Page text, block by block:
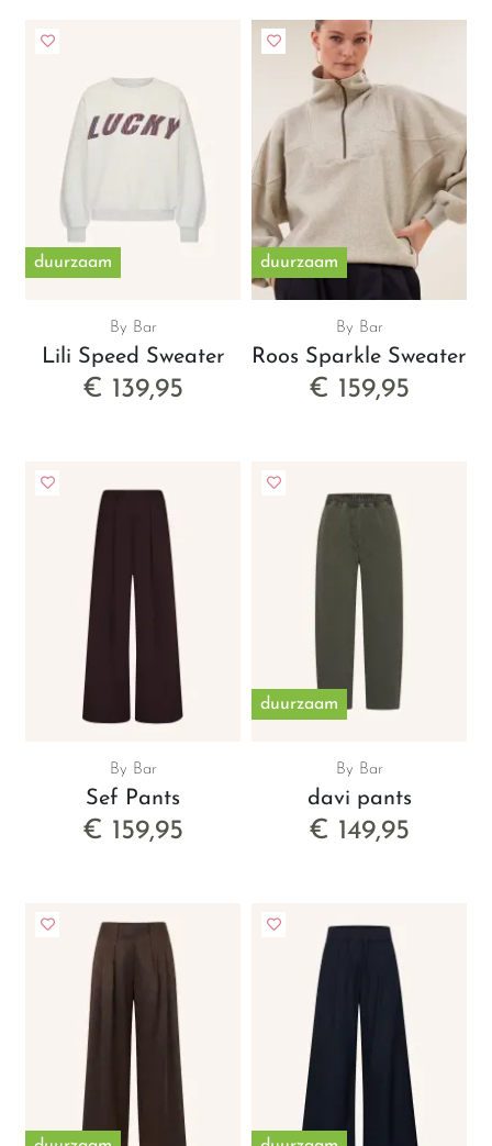
duurzaam
By Bar
Lili Speed Sweater
€ 139,95
duurzaam
By Bar
Roos Sparkle Sweater
€ 159,95
By Bar
Sef Pants
€ 159,95
duurzaam
By Bar
davi pants
€ 149,95